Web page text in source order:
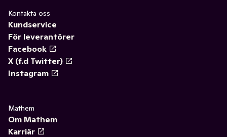
Kontakta oss
Kundservice
För leverantörer
Facebook
X (f.d Twitter)
Instagram
Mathem
Om Mathem
Karriär